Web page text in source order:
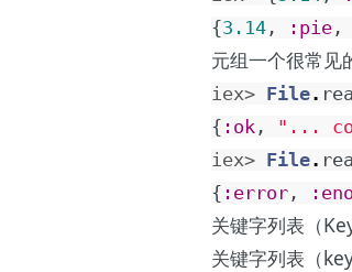
{3.14 , :pie ,
元组一个很常见
iex> File.
{ :ok , "...
iex> File.
{ :error ,
关键字列表（
关键字列表（